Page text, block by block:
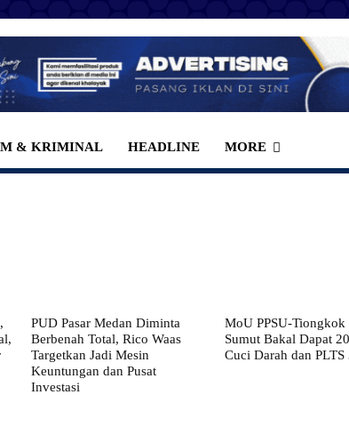
& KRIMINAL HEADLINE MORE
PUD Pasar Medan Diminta
Berbenah Total, Rico Waas
Targetkan Jadi Mesin
Keuntungan dan Pusat
Investasi
MoU PPSU-Tiongkok
Sumut Bakal Dapat
Cuci Darah dan